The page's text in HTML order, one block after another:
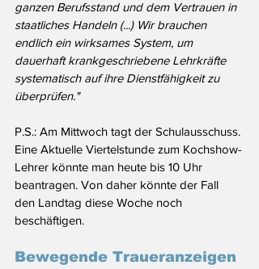
ganzen Berufsstand und dem Vertrauen in
staatliches Handeln (...) Wir brauchen
endlich ein wirksames System, um
dauerhaft krankgeschriebene Lehrkräfte
systematisch auf ihre Dienstfähigkeit zu
überprüfen."
P.S.: Am Mittwoch tagt der Schulausschuss.
Eine Aktuelle Viertelstunde zum Kochshow-
Lehrer könnte man heute bis 10 Uhr
beantragen. Von daher könnte der Fall
den Landtag diese Woche noch
beschäftigen.
Bewegende Traueranzeigen